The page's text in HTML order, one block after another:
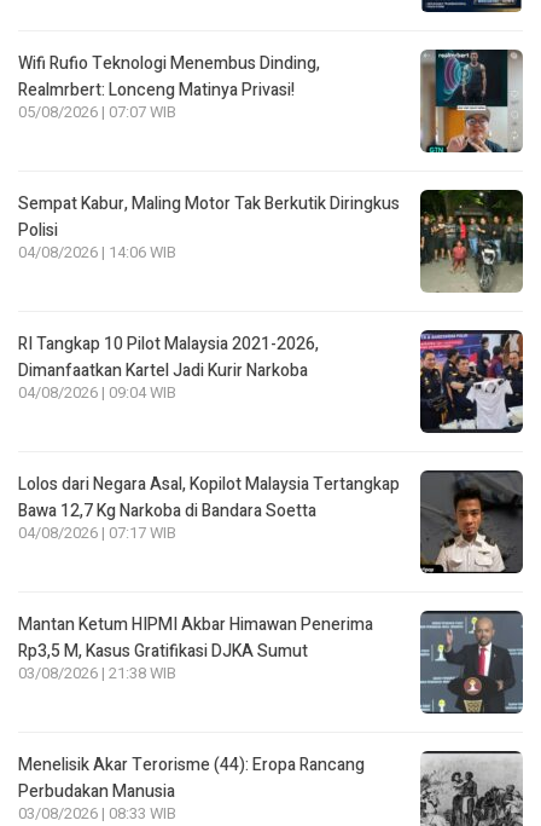
Wifi Rufio Teknologi Menembus Dinding,
Realmrbert: Lonceng Matinya Privasi!
05/08/2026 | 07:07 WIB
Sempat Kabur, Maling Motor Tak Berkutik Diringkus
Polisi
04/08/2026 | 14:06 WIB
RI Tangkap 10 Pilot Malaysia 2021-2026,
Dimanfaatkan Kartel Jadi Kurir Narkoba
04/08/2026 | 09:04 WIB
Lolos dari Negara Asal, Kopilot Malaysia Tertangkap
Bawa 12,7 Kg Narkoba di Bandara Soetta
04/08/2026 | 07:17 WIB
Mantan Ketum HIPMI Akbar Himawan Penerima
Rp3,5 M, Kasus Gratifikasi DJKA Sumut
03/08/2026 | 21:38 WIB
Menelisik Akar Terorisme (44): Eropa Rancang
Perbudakan Manusia
03/08/2026 | 08:33 WIB